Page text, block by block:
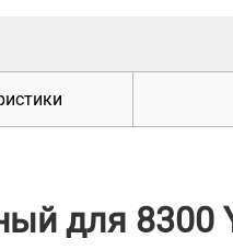
для 8300